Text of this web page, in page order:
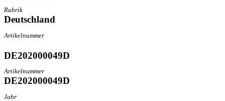
Rubrik
Deutschland
Artikelnummer
DE202000049D
Artikelnummer
DE202000049D
Jahr